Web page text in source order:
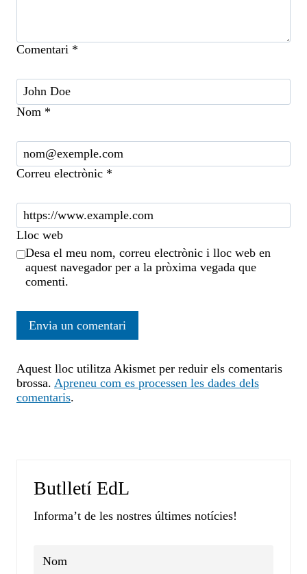
Comentari *
Nom *
Correu electrònic *
Lloc web
Desa el meu nom, correu electrònic i lloc web en
aquest navegador per a la pròxima vegada que
comenti.
Aquest lloc utilitza Akismet per reduir els comentaris
brossa. Apreneu com es processen les dades dels
comentaris.
Butlletí EdL
Informa’t de les nostres últimes notícies!